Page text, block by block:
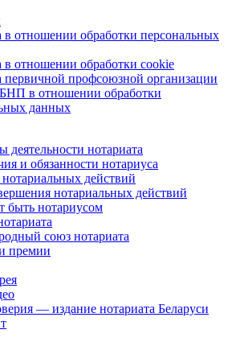
в отношении обработки персональных
в отношении обработки cookie
первичной профсоюзной организации
БНП в отношении обработки
данных
нотариата
и обязанности нотариуса
действий
нотариальных действий
быть нотариусом
союз нотариата
премии
— издание нотариата Беларуси